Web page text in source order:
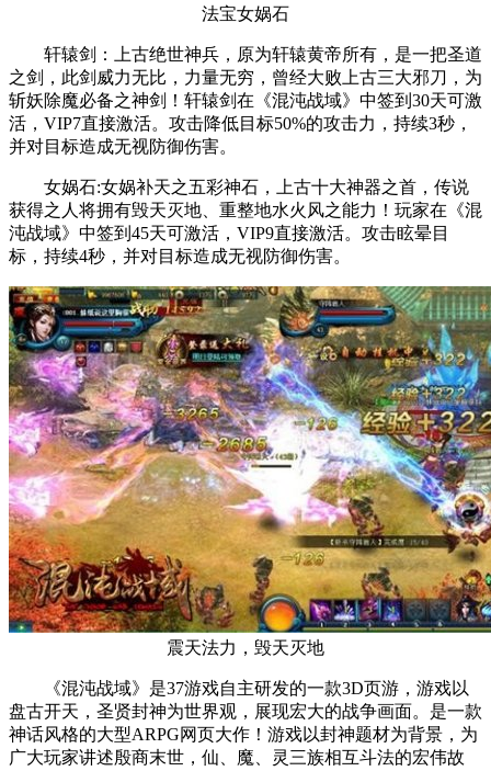
法宝女娲石
轩辕剑：上古绝世神兵，原为轩辕黄帝所有，是一把圣道
之剑，此剑威力无比，力量无穷，曾经大败上古三大邪刀，为
斩妖除魔必备之神剑！轩辕剑在《混沌战域》中签到30天可激
活，VIP7直接激活。攻击降低目标50%的攻击力，持续3秒，
并对目标造成无视防御伤害。
女娲石:女娲补天之五彩神石，上古十大神器之首，传说
获得之人将拥有毁天灭地、重整地水火风之能力！玩家在《混
沌战域》中签到45天可激活，VIP9直接激活。攻击眩晕目
标，持续4秒，并对目标造成无视防御伤害。
震天法力，毁天灭地
《混沌战域》是37游戏自主研发的一款3D页游，游戏以
盘古开天，圣贤封神为世界观，展现宏大的战争画面。是一款
神话风格的大型ARPG网页大作！游戏以封神题材为背景，为
广大玩家讲述殷商末世，仙、魔、灵三族相互斗法的宏伟故